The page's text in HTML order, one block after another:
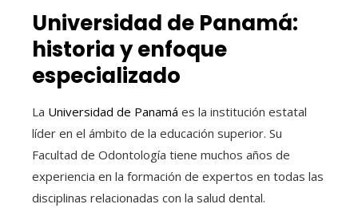
Universidad de Panamá:
historia y enfoque
especializado
La Universidad de Panamá es la institución estatal
líder en el ámbito de la educación superior. Su
Facultad de Odontología tiene muchos años de
experiencia en la formación de expertos en todas las
disciplinas relacionadas con la salud dental.